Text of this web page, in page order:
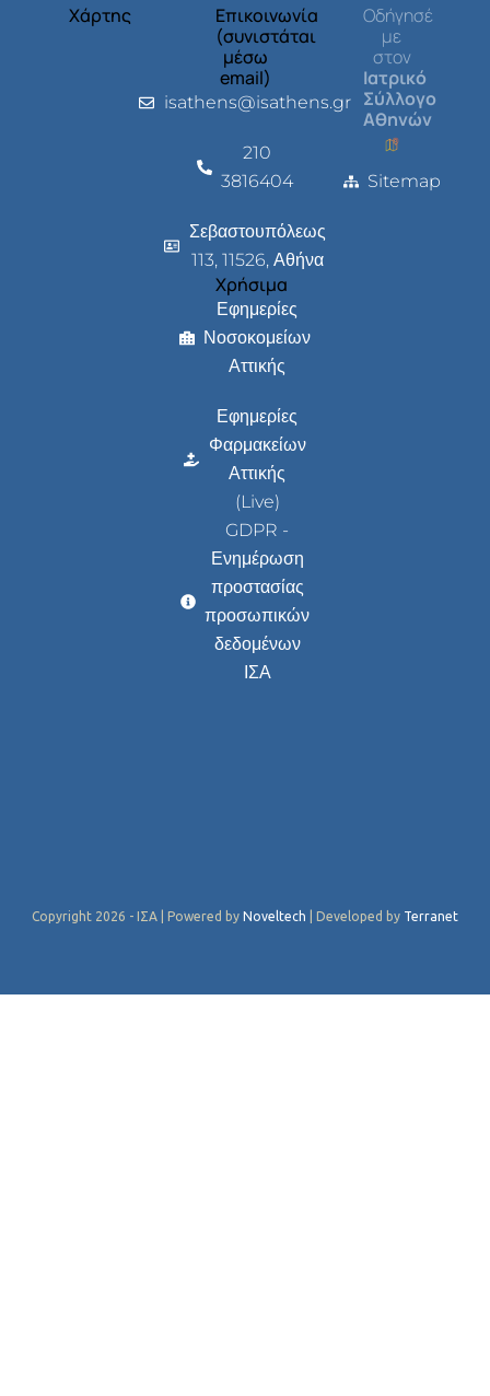
Χάρτης
Επικοινωνία
(συνιστάται
μέσω
email)
isathens@isathens.gr
210
3816404
Σεβαστουπόλεως
113, 11526, Αθήνα
Χρήσιμα
Εφημερίες
Νοσοκομείων
Αττικής
Εφημερίες
Φαρμακείων
Αττικής
(Live)
GDPR -
Ενημέρωση
προστασίας
προσωπικών
δεδομένων
ΙΣΑ
Οδήγησέ
με
στον
Ιατρικό
Σύλλογο
Αθηνών
Sitemap
Copyright 2026 - ΙΣΑ | Powered by Noveltech | Developed by Terranet